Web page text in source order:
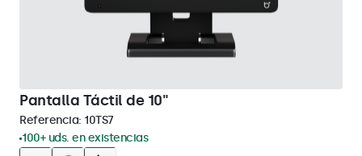
Pantalla Táctil de 10"
Referencia: 10TS7
100+ uds. en existencias